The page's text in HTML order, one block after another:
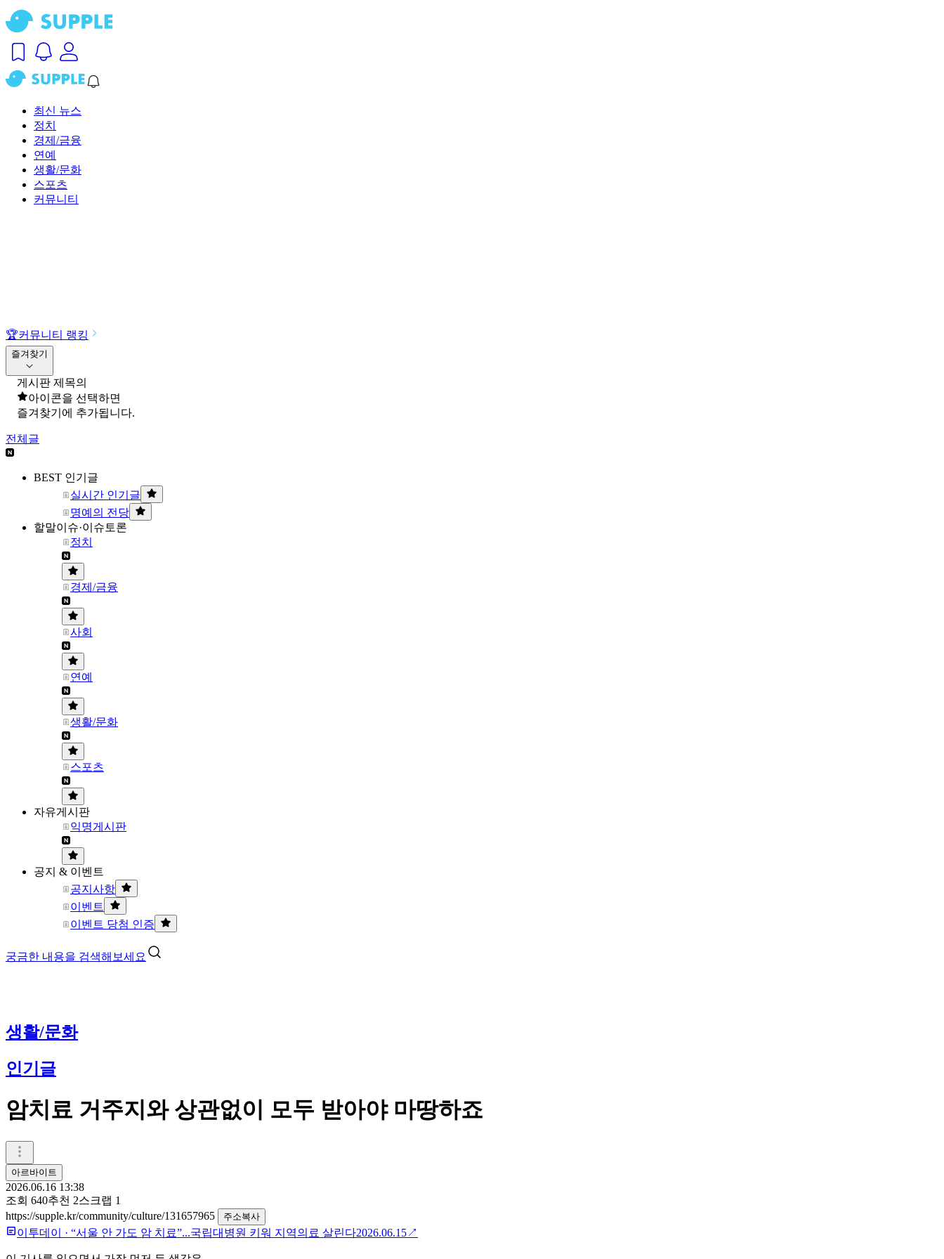
최신 뉴스
정치
경제/금융
연예
생활/문화
스포츠
커뮤니티
🏆커뮤니티 랭킹
즐겨찾기
게시판 제목의
아이콘을 선택하면
즐겨찾기에 추가됩니다.
전체글
BEST 인기글
실시간 인기글
명예의 전당
할말이슈·이슈토론
정치
경제/금융
사회
연예
생활/문화
스포츠
자유게시판
익명게시판
공지 & 이벤트
공지사항
이벤트
이벤트 당첨 인증
궁금한 내용을 검색해보세요
생활/문화
인기글
암치료 거주지와 상관없이 모두 받아야 마땅하죠
아르바이트
2026.06.16 13:38
조회 640추천 2스크랩 1
https://supple.kr/community/culture/131657965
주소복사
이투데이 · “서울 안 가도 암 치료”...국립대병원 키워 지역의료 살린다2026.06.15↗